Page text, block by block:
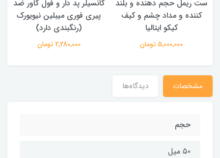
ست ریمل حجم دهنده و بلند
کننده و مداد چشم و کیف
کیکو ایتالیا
5,000,000 تومان
کانسیلر پد دار و فول کاور ضد
پیری فوری میبلین نیویورک
(رنگبندی دارد)
2,280,000 تومان
مشخصات دیدگاه‌ها
حجم
۵۰ میل